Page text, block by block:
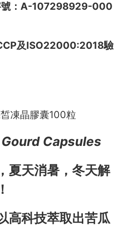
號：A-107298929-000
及ISO22000:2018驗
Capsules
夏天消暑，冬天解
高科技萃取出苦瓜